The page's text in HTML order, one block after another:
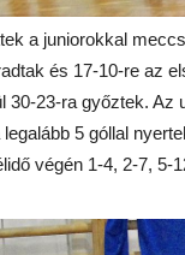
a juniorokkal
és 17-10-re az
30-23-ra győztek.
5 góllal
végén 1-4, 2-7, 5-